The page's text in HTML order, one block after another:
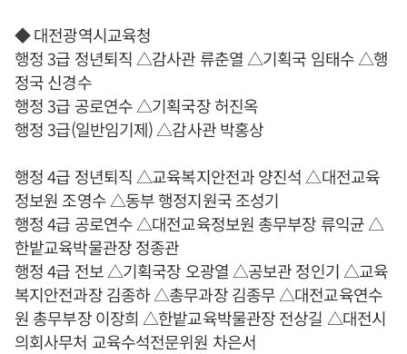
◆ 대전광역시교육청
행정 3급 정년퇴직 △감사관 류춘열 △기획국 임태수 △행
정국 신경수
행정 3급 공로연수 △기획국장 허진옥
행정 3급(일반임기제) △감사관 박홍상
행정 4급 정년퇴직 △교육복지안전과 양진석 △대전교육
정보원 조영수 △동부 행정지원국 조성기
행정 4급 공로연수 △대전교육정보원 총무부장 류익균 △
한밭교육박물관장 정종관
행정 4급 전보 △기획국장 오광열 △공보관 정인기 △교육
복지안전과장 김종하 △총무과장 김종무 △대전교육연수
원 총무부장 이장희 △한밭교육박물관장 전상길 △대전시
의회사무처 교육수석전문위원 차은서